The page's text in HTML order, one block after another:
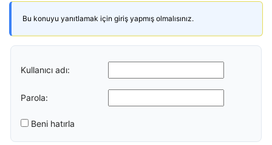
Bu konuyu yanıtlamak için giriş yapmış olmalısınız.
Kullanıcı adı:
Parola:
Beni hatırla